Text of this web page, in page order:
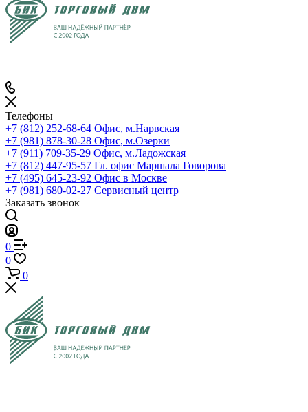
Телефоны
+7 (812) 252-68-64 Офис, м.Нарвская
+7 (981) 878-30-28 Офис, м.Озерки
+7 (911) 709-35-29 Офис, м.Ладожская
+7 (812) 447-95-57 Гл. офис Маршала Говорова
+7 (495) 645-23-92 Офис в Москве
+7 (981) 680-02-27 Сервисный центр
Заказать звонок
0
0
0